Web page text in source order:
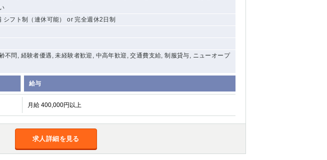
シフト制（連休可能） or 完全週休2日制
不問, 経験者優遇, 未経験者歓迎, 中高年歓迎, 交通費支給, 制服貸与, ニューオープ
給与
月給 400,000円以上
求人詳細を見る